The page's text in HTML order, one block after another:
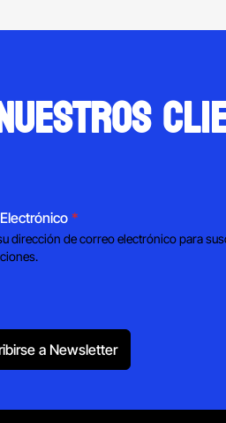
*
dirección de correo electrónico para
a Newsletter